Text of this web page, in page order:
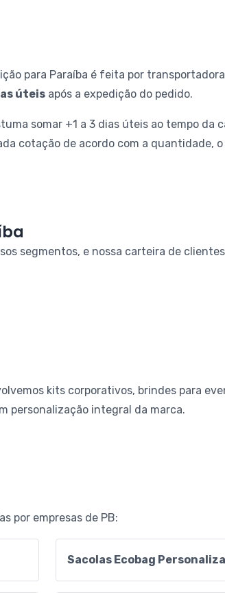
para Paraíba é feita por
úteis após a expedição do pedido.
somar +1 a 3 dias úteis ao tempo
cotação de acordo com a quantidade,
segmentos, e nossa carteira de
kits corporativos, brindes para
personalização integral da marca.
por empresas de PB:
Sacolas Ecobag